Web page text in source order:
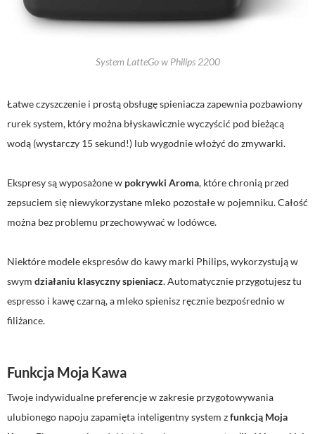
System LatteGo w Philips 2200
Łatwe czyszczenie i prostą obsługę spieniacza zapewnia pozbawiony
rurek system, który można błyskawicznie wyczyścić pod bieżącą
wodą (wystarczy 15 sekund!) lub wygodnie włożyć do zmywarki.
Ekspresy są wyposażone w pokrywki Aroma, które chronią przed
zepsuciem się niewykorzystane mleko pozostałe w pojemniku. Całość
można bez problemu przechowywać w lodówce.
Niektóre modele ekspresów do kawy marki Philips, wykorzystują w
swym działaniu klasyczny spieniacz. Automatycznie przygotujesz tu
espresso i kawę czarną, a mleko spienisz ręcznie bezpośrednio w
filiżance.
Funkcja Moja Kawa
Twoje indywidualne preferencje w zakresie przygotowywania
ulubionego napoju zapamięta inteligentny system zfunkcją Moja